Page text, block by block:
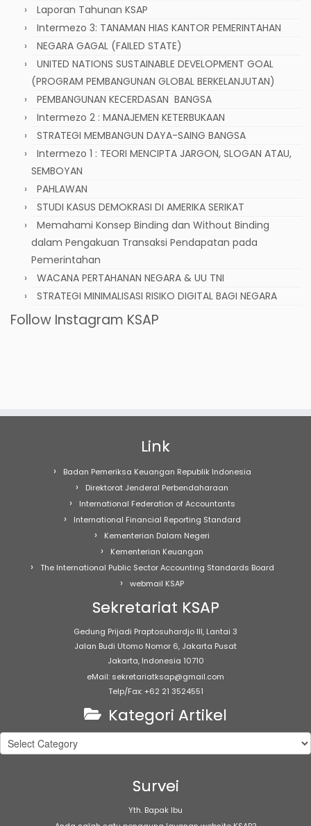
Laporan Tahunan KSAP
Intermezo 3: TANAMAN HIAS KANTOR PEMERINTAHAN
NEGARA GAGAL (FAILED STATE)
UNITED NATIONS SUSTAINABLE DEVELOPMENT GOAL
(PROGRAM PEMBANGUNAN GLOBAL BERKELANJUTAN)
PEMBANGUNAN KECERDASAN BANGSA
Intermezo 2 : MANAJEMEN KETERBUKAAN
STRATEGI MEMBANGUN DAYA-SAING BANGSA
Intermezo 1 : TEORI MENCIPTA JARGON, SLOGAN ATAU,
SEMBOYAN
PAHLAWAN
STUDI KASUS DEMOKRASI DI AMERIKA SERIKAT
Memahami Konsep Binding dan Without Binding
dalam Pengakuan Transaksi Pendapatan pada
Pemerintahan
WACANA PERTAHANAN NEGARA & UU TNI
STRATEGI MINIMALISASI RISIKO DIGITAL BAGI NEGARA
Follow Instagram KSAP
Link
Badan Pemeriksa Keuangan Republik Indonesia
Direktorat Jenderal Perbendaharaan
International Federation of Accountants
International Financial Reporting Standard
Kementerian Dalam Negeri
Kementerian Keuangan
The International Public Sector Accounting Standards Board
webmail KSAP
Sekretariat KSAP
Gedung Prijadi Praptosuhardjo III, Lantai 3
Jalan Budi Utomo Nomor 6, Jakarta Pusat
Jakarta, Indonesia 10710
eMail: sekretariatksap@gmail.com
Telp/Fax: +62 21 3524551
Kategori Artikel
Kategori
Artikel
Survei
Yth. Bapak Ibu